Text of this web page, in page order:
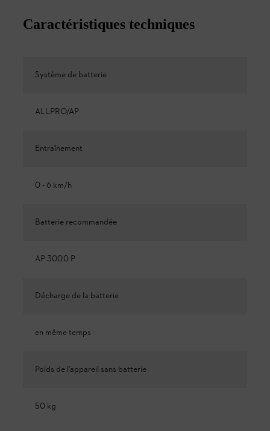
Caractéristiques techniques
Système de batterie
ALLPRO/AP
Entraînement
0 - 6 km/h
Batterie recommandée
AP 300.0 P
Décharge de la batterie
en même temps
Poids de l’appareil sans batterie
50 kg